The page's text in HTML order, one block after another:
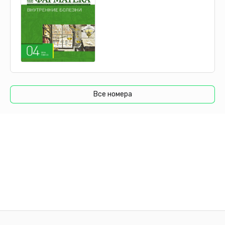
установлено [6]. Однако известно, что примерно в
влагалища имеет место дефект апикальной
поддержки [2]. Ранее нами также установлено, что
частота начальных форм АП в случае опущения
передней стенки влагалища 2–3 стадии достигает
48% [11].
Однако наличие АП малых и умеренных форм (в том
случае, если апекс не выходит за пределы
Все номера